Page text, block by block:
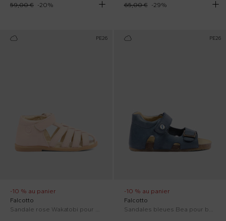
59,00 € -20%
65,00 €
-29%
PE26
-10 % au panier
Falcotto
Sandale rose Wakatobi pour Bébé Fille
PE26
-10 % au panier
Falcotto
Sandales bleues Bea pour bébés